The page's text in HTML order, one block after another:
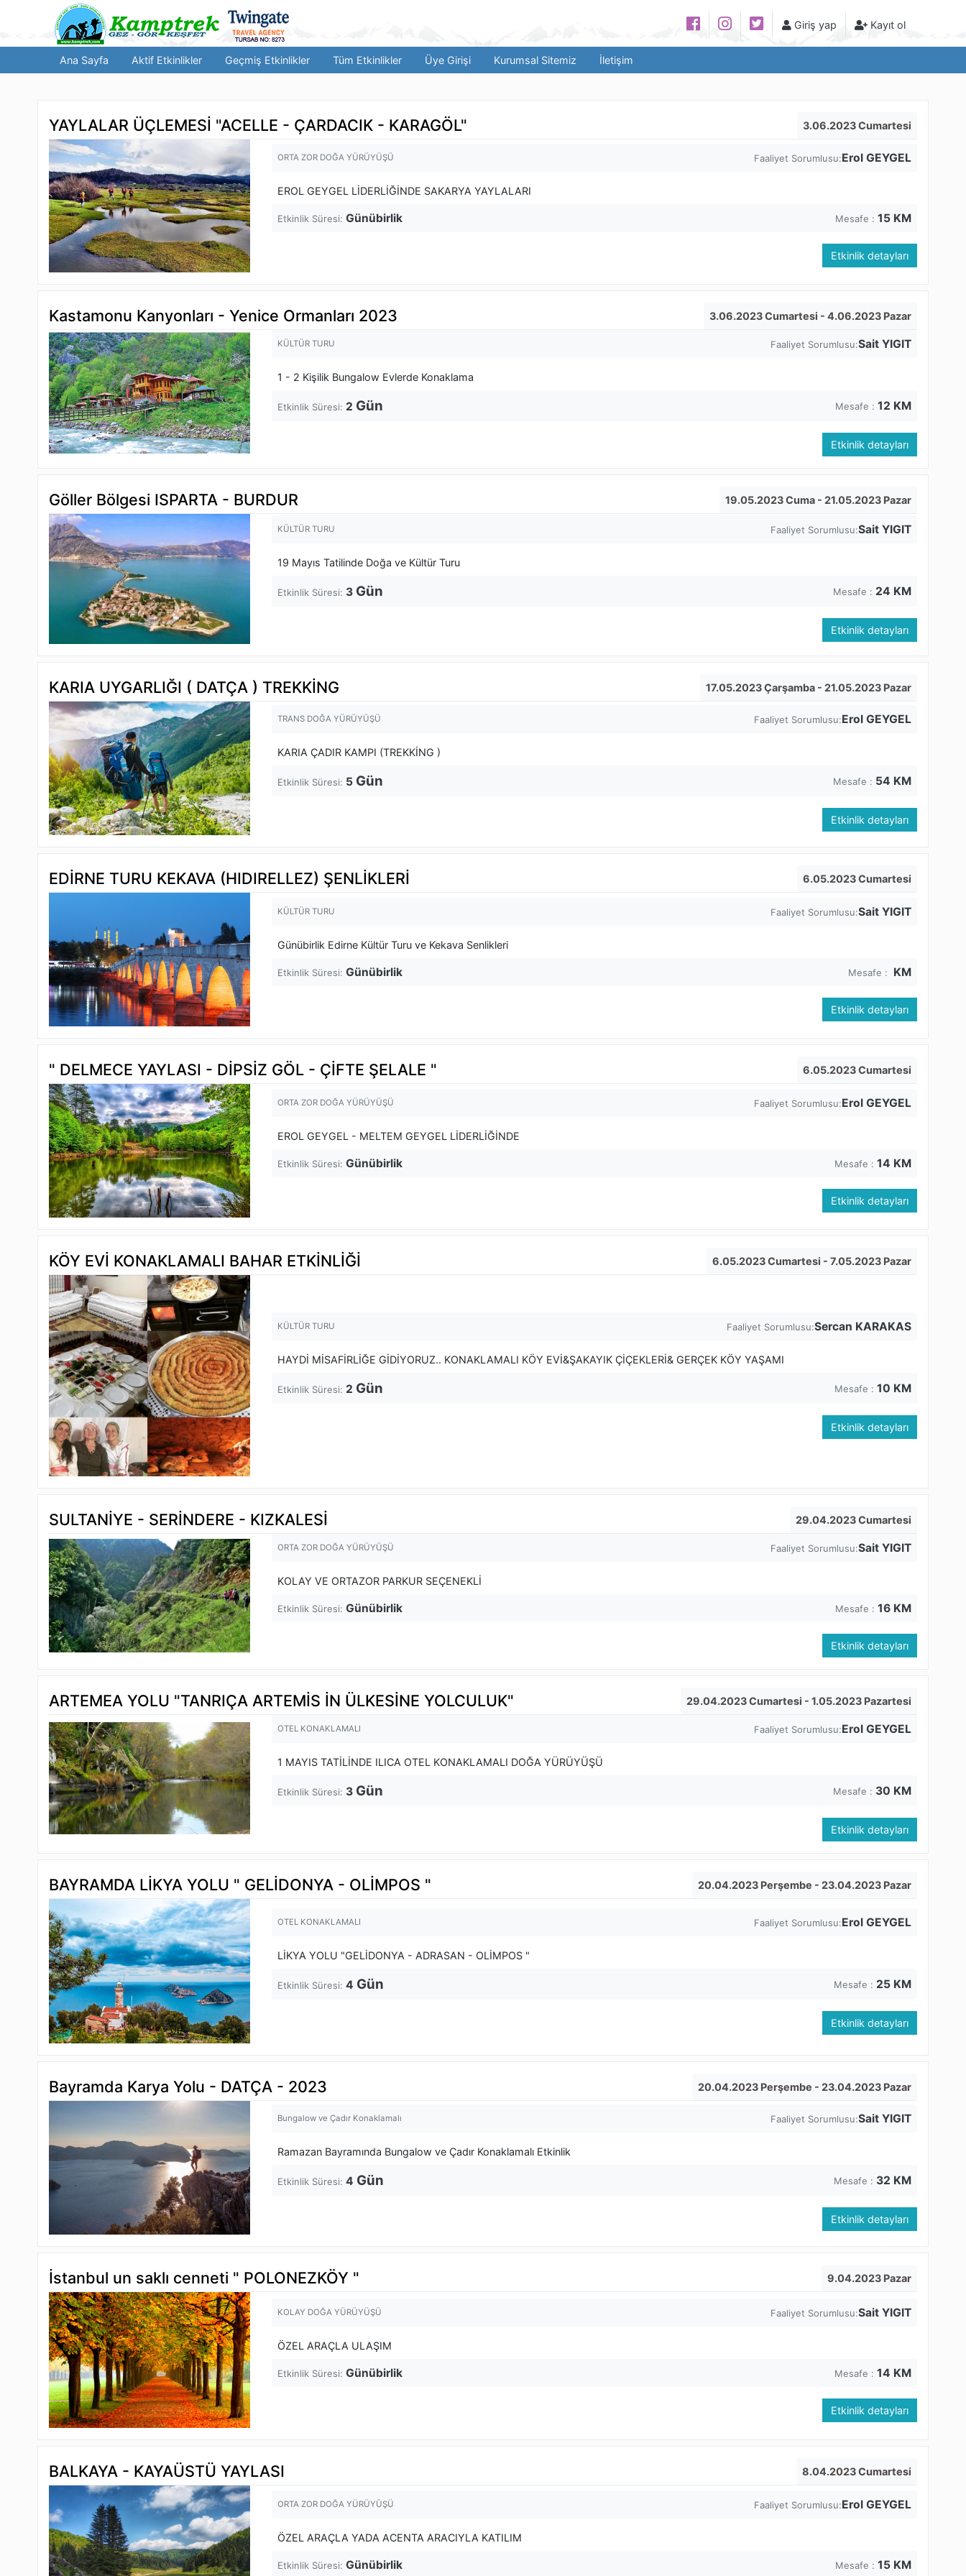
Giriş yap Kayıt ol
Ana Sayfa Aktif Etkinlikler Geçmiş Etkinlikler Tüm Etkinlikler Üye Girişi Kurumsal Sitemiz İletişim
YAYLALAR ÜÇLEMESİ "ACELLE - ÇARDACIK - KARAGÖL" 3.06.2023 Cumartesi
ORTA ZOR DOĞA YÜRÜYÜŞÜ Faaliyet Sorumlusu:Erol GEYGEL
EROL GEYGEL LİDERLİĞİNDE SAKARYA YAYLALARI
Etkinlik Süresi: Günübirlik Mesafe : 15 KM
Etkinlik detayları
Kastamonu Kanyonları - Yenice Ormanları 2023 3.06.2023 Cumartesi - 4.06.2023 Pazar
KÜLTÜR TURU Faaliyet Sorumlusu:Sait YIGIT
1 - 2 Kişilik Bungalow Evlerde Konaklama
Etkinlik Süresi: 2 Gün Mesafe : 12 KM
Etkinlik detayları
Göller Bölgesi ISPARTA - BURDUR 19.05.2023 Cuma - 21.05.2023 Pazar
KÜLTÜR TURU Faaliyet Sorumlusu:Sait YIGIT
19 Mayıs Tatilinde Doğa ve Kültür Turu
Etkinlik Süresi: 3 Gün Mesafe : 24 KM
Etkinlik detayları
KARIA UYGARLIĞI ( DATÇA ) TREKKİNG 17.05.2023 Çarşamba - 21.05.2023 Pazar
TRANS DOĞA YÜRÜYÜŞÜ Faaliyet Sorumlusu:Erol GEYGEL
KARIA ÇADIR KAMPI (TREKKİNG )
Etkinlik Süresi: 5 Gün Mesafe : 54 KM
Etkinlik detayları
EDİRNE TURU KEKAVA (HIDIRELLEZ) ŞENLİKLERİ 6.05.2023 Cumartesi
KÜLTÜR TURU Faaliyet Sorumlusu:Sait YIGIT
Günübirlik Edirne Kültür Turu ve Kekava Senlikleri
Etkinlik Süresi: Günübirlik Mesafe : KM
Etkinlik detayları
" DELMECE YAYLASI - DİPSİZ GÖL - ÇİFTE ŞELALE " 6.05.2023 Cumartesi
ORTA ZOR DOĞA YÜRÜYÜŞÜ Faaliyet Sorumlusu:Erol GEYGEL
EROL GEYGEL - MELTEM GEYGEL LİDERLİĞİNDE
Etkinlik Süresi: Günübirlik Mesafe : 14 KM
Etkinlik detayları
KÖY EVİ KONAKLAMALI BAHAR ETKİNLİĞİ 6.05.2023 Cumartesi - 7.05.2023 Pazar
KÜLTÜR TURU Faaliyet Sorumlusu:Sercan KARAKAS
HAYDİ MİSAFİRLİĞE GİDİYORUZ.. KONAKLAMALI KÖY EVİ&ŞAKAYIK ÇİÇEKLERİ& GERÇEK KÖY YAŞAMI
Etkinlik Süresi: 2 Gün Mesafe : 10 KM
Etkinlik detayları
SULTANİYE - SERİNDERE - KIZKALESİ 29.04.2023 Cumartesi
ORTA ZOR DOĞA YÜRÜYÜŞÜ Faaliyet Sorumlusu:Sait YIGIT
KOLAY VE ORTAZOR PARKUR SEÇENEKLİ
Etkinlik Süresi: Günübirlik Mesafe : 16 KM
Etkinlik detayları
ARTEMEA YOLU "TANRIÇA ARTEMİS İN ÜLKESİNE YOLCULUK" 29.04.2023 Cumartesi - 1.05.2023 Pazartesi
OTEL KONAKLAMALI Faaliyet Sorumlusu:Erol GEYGEL
1 MAYIS TATİLİNDE ILICA OTEL KONAKLAMALI DOĞA YÜRÜYÜŞÜ
Etkinlik Süresi: 3 Gün Mesafe : 30 KM
Etkinlik detayları
BAYRAMDA LİKYA YOLU " GELİDONYA - OLİMPOS " 20.04.2023 Perşembe - 23.04.2023 Pazar
OTEL KONAKLAMALI Faaliyet Sorumlusu:Erol GEYGEL
LİKYA YOLU "GELİDONYA - ADRASAN - OLİMPOS "
Etkinlik Süresi: 4 Gün Mesafe : 25 KM
Etkinlik detayları
Bayramda Karya Yolu - DATÇA - 2023 20.04.2023 Perşembe - 23.04.2023 Pazar
Bungalow ve Çadır Konaklamalı Faaliyet Sorumlusu:Sait YIGIT
Ramazan Bayramında Bungalow ve Çadır Konaklamalı Etkinlik
Etkinlik Süresi: 4 Gün Mesafe : 32 KM
Etkinlik detayları
İstanbul un saklı cenneti " POLONEZKÖY " 9.04.2023 Pazar
KOLAY DOĞA YÜRÜYÜŞÜ Faaliyet Sorumlusu:Sait YIGIT
ÖZEL ARAÇLA ULAŞIM
Etkinlik Süresi: Günübirlik Mesafe : 14 KM
Etkinlik detayları
BALKAYA - KAYAÜSTÜ YAYLASI 8.04.2023 Cumartesi
ORTA ZOR DOĞA YÜRÜYÜŞÜ Faaliyet Sorumlusu:Erol GEYGEL
ÖZEL ARAÇLA YADA ACENTA ARACIYLA KATILIM
Etkinlik Süresi: Günübirlik Mesafe : 15 KM